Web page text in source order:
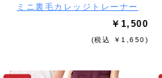
ミニ裏毛カレッジトレーナー
￥1,500
(税込 ￥1,650)